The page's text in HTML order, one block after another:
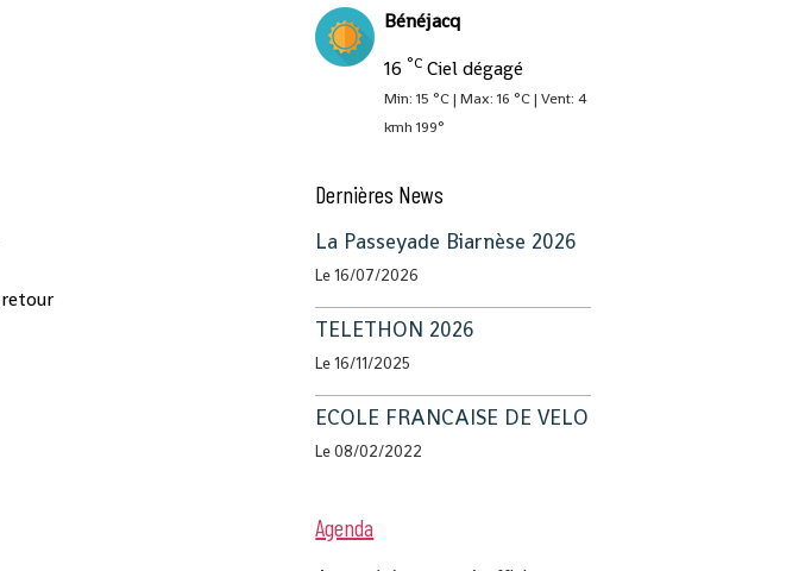
retour
Bénéjacq
16 °C Ciel dégagé
Min: 15 °C | Max: 16 °C | Vent: 4
kmh 199°
Dernières News
La Passeyade Biarnèse 2026
Le 16/07/2026
TELETHON 2026
Le 16/11/2025
ECOLE FRANCAISE DE VELO
Le 08/02/2022
Agenda